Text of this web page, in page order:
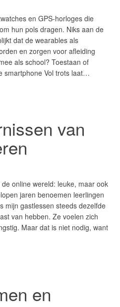
en GPS-horloges die
hun pols dragen. Niks aan de
dat de wearables als
en zorgen voor afleiding
als school? Toestaan of
smartphone Vol trots laat…
van
online wereld: leuke, maar ook
jaren benoemen leerlingen
mijn gastlessen steeds dezelfde
van hebben. Ze voelen zich
Maar dat is niet nodig, want
en